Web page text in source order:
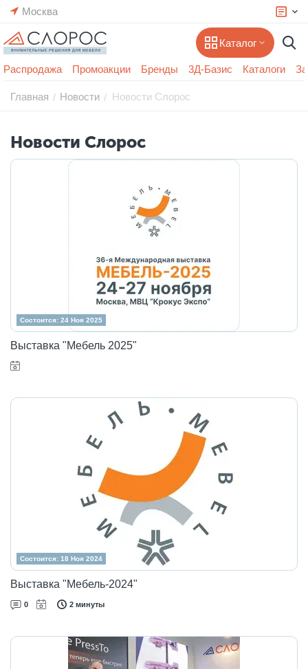
Москва
Каталог
Распродажа Промоакции Бренды 3Д-Базис Каталоги
Главная / Новости / Новости Слорос
Новости Слорос
Состоится: 24 Ноя 2025
Выставка "Мебель 2025"
Состоится: 18 Ноя 2024
Выставка "Мебель-2024"
0 2 минуты